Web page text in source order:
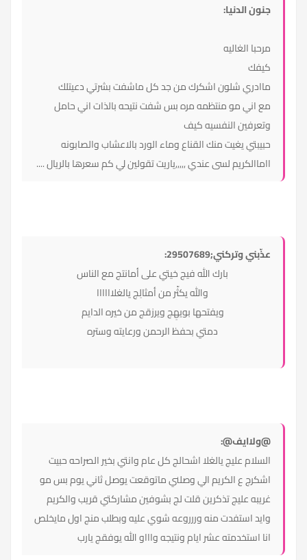
جنون الدنيا:
مرحبا الغاليه
كيفك
ماادري شلون اشكرك من جد كل ماشفت بشرتي دعيتلك
مع اني مو منتظمه مره بس شفت نتيحه بالذات اني حامل
وتعرفين النفسيه كيف
حبيبتي يغيت منك القناع وماء الورد بالاعشاب والصابونه
ااماالكريم لسى عندي ,,,,,ياريت تقولين لي كم سعرها بالريال ....
عذّبني وتركني;29507689:
بارك الله فيج خيتي على أمانتج مع الناس
والله يكثّر من أمثالِج يالغلاااااا
ويفتحها بويهِج ويرزقج من خيره الدايم
دمتي بحفظ الرحمن ورعايته وستره
@ولاايف@:
السلام عليج يالغلا اشحالج كل عام وانتي بخير الصراحه حبيت
اشكرج ع الكريم الي وصلني ماتوقعت يوصل ثاني يوم بس مو
غريبه عليج تذكرين قلت لج بشوفين مشاركتي قريب والكريم
وايد استفدت منه وررروعه شوي عليه وبطلب منج اول مايخلص
انا استخدمته عشر ايام ونتيجه واااو الله يوفقج يارب